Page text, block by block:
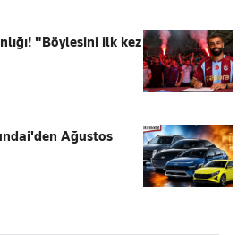
"Böylesini ilk kez
Ağustos